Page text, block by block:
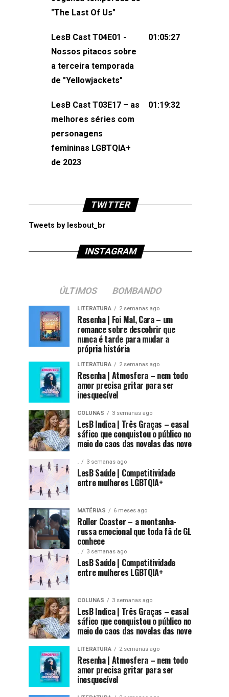
não esqueça de visitar nosso site e
sociais:Twitter: ⁠⁠⁠⁠@lesbout_br⁠⁠⁠⁠ Instagram:
do LesB Cast:Apresentação de
Karolen Passos
(⁠⁠⁠⁠⁠⁠@KarolenPassos⁠⁠⁠⁠⁠⁠)Participação de
Pollyelly FlorêncioEdição de Naiady
Machado
"The Last Of Us"
LesB Cast T04E01 -
Nossos pitacos sobre
a terceira temporada
de "Yellowjackets"
01:05:27
LesB Cast T03E17 – as
melhores séries com
personagens
femininas LGBTQIA+
de 2023
01:19:32
TWITTER
Tweets by lesbout_br
INSTAGRAM
ÚLTIMOS BOMBANDO
LITERATURA 2 semanas ago
Resenha | Foi Mal, Cara – um
romance sobre descobrir que
nunca é tarde para mudar a
própria história
LITERATURA 2 semanas ago
Resenha | Atmosfera – nem todo
amor precisa gritar para ser
inesquecível
COLUNAS 3 semanas ago
LesB Indica | Três Graças – casal
sáfico que conquistou o público no
meio do caos das novelas das nove
. 3 semanas ago
LesB Saúde | Competitividade
entre mulheres LGBTQIA+
MATÉRIAS 6 meses ago
Roller Coaster – a montanha-
russa emocional que toda fã de GL
conhece
. 3 semanas ago
LesB Saúde | Competitividade
entre mulheres LGBTQIA+
COLUNAS 3 semanas ago
LesB Indica | Três Graças – casal
sáfico que conquistou o público no
meio do caos das novelas das nove
LITERATURA 2 semanas ago
Resenha | Atmosfera – nem todo
amor precisa gritar para ser
inesquecível